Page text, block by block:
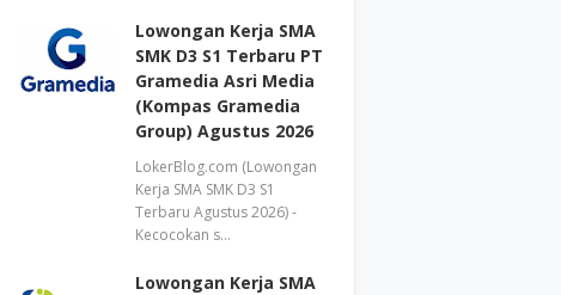
Lowongan Kerja SMA
SMK D3 S1 Terbaru PT
Gramedia Asri Media
(Kompas Gramedia
Group) Agustus 2026
LokerBlog.com (Lowongan
Kerja SMA SMK D3 S1
Terbaru Agustus 2026) -
Kecocokan s…
Lowongan Kerja SMA